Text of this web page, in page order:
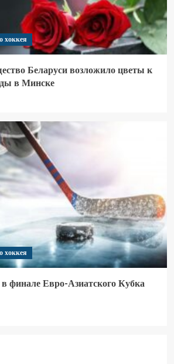
хоккея
Беларуси возложило цветы к
в Минске
хоккея
финале Евро-Азиатского Кубка